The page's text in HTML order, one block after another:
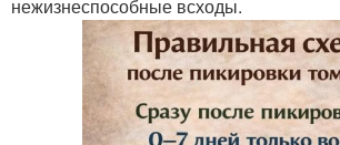
нежизнеспособные всходы.